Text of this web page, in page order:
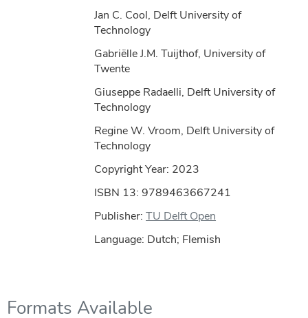
Jan C. Cool, Delft University of
Technology
Gabriëlle J.M. Tuijthof, University of
Twente
Giuseppe Radaelli, Delft University of
Technology
Regine W. Vroom, Delft University of
Technology
Copyright Year: 2023
ISBN 13: 9789463667241
Publisher:TU Delft Open
Language: Dutch; Flemish
Formats Available